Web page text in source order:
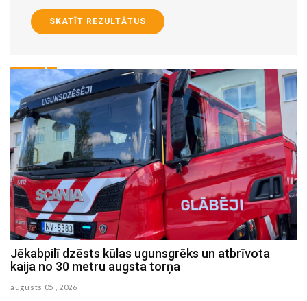
SKATĪT REZULTĀTUS
Jēkabpilī dzēsts kūlas ugunsgrēks un atbrīvota
kaija no 30 metru augsta torņa
augusts 05 , 2026